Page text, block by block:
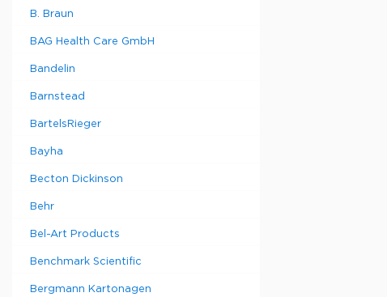
B. Braun
BAG Health Care GmbH
Bandelin
Barnstead
BartelsRieger
Bayha
Becton Dickinson
Behr
Bel-Art Products
Benchmark Scientific
Bergmann Kartonagen